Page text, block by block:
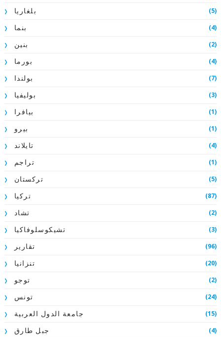
بلغاريا (5)
بنما (4)
بنين (2)
بورما (4)
بولندا (7)
بوليفيا (3)
بيافرا (1)
بيرو (1)
تايلاند (4)
تراجم (1)
تركستان (5)
تركيا (87)
تشاد (2)
تشيكوسلوفاكيا (3)
تقارير (96)
تنزانيا (20)
توجو (2)
تونس (24)
جامعة الدول العربية (15)
جبل طارق (4)